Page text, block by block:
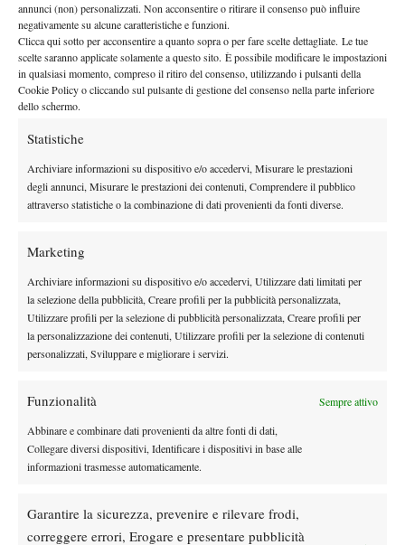
annunci (non) personalizzati. Non acconsentire o ritirare il consenso può influire
negativamente su alcune caratteristiche e funzioni.
Clicca qui sotto per acconsentire a quanto sopra o per fare scelte dettagliate. Le tue
scelte saranno applicate solamente a questo sito. È possibile modificare le impostazioni
in qualsiasi momento, compreso il ritiro del consenso, utilizzando i pulsanti della
Cookie Policy o cliccando sul pulsante di gestione del consenso nella parte inferiore
dello schermo.
Statistiche
Archiviare informazioni su dispositivo e/o accedervi, Misurare le prestazioni
degli annunci, Misurare le prestazioni dei contenuti, Comprendere il pubblico
attraverso statistiche o la combinazione di dati provenienti da fonti diverse.
Marketing
Archiviare informazioni su dispositivo e/o accedervi, Utilizzare dati limitati per
la selezione della pubblicità, Creare profili per la pubblicità personalizzata,
Utilizzare profili per la selezione di pubblicità personalizzata, Creare profili per
la personalizzazione dei contenuti, Utilizzare profili per la selezione di contenuti
personalizzati, Sviluppare e migliorare i servizi.
Funzionalità Sempre attivo
Abbinare e combinare dati provenienti da altre fonti di dati,
Collegare diversi dispositivi, Identificare i dispositivi in base alle
informazioni trasmesse automaticamente.
Garantire la sicurezza, prevenire e rilevare frodi,
correggere errori, Erogare e presentare pubblicità
DI TENDENZA
Masters 1000 Montreal 2026: programma,
orario e ordine di gioco venerdì 7 agosto.
Arnaldi apre sul Centrale
Atp News
rimonta Shang e vola agli ottavi